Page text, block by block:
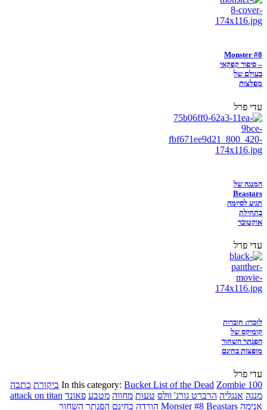
Monster #8
– סיפור קפקאי
בעולם של
מפלצות
עדי פרל
המנגה של
Beastars
תגיע לסיומה
בתחילת
אוקטובר
עדי פרל
לזכרו: חוברות
קומיקס של
הפנתר השחור
מופצות בחינם
עדי פרל
In this category: Bucket List of the Dead Zombie 100 ביקורת כתבה
מנגה אנגליה הרברט גורג' וולס טעות מחווה מטבע פאונד attack on titan
אנימה
Monster #8 Beastars הורדה בחינם הפנתר השחור